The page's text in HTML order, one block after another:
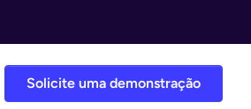
Solicite uma demonstração